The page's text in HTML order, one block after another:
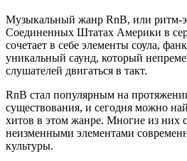
Музыкальный жанр RnB, или ритм-
Соединенных Штатах Америки в
сочетает в себе элементы соула,
уникальный саунд, который
слушателей двигаться в такт.
RnB стал популярным на
существования, и сегодня можно
хитов в этом жанре. Многие из них
неизменными элементами
культуры.